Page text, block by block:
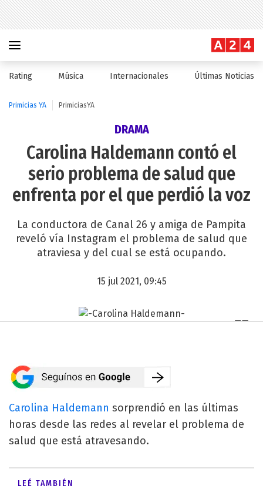
Rating Música Internacionales Últimas Noticias
Primicias YA PrimiciasYA
DRAMA
Carolina Haldemann contó el
serio problema de salud que
enfrenta por el que perdió la voz
La conductora de Canal 26 y amiga de Pampita
reveló vía Instagram el problema de salud que
atraviesa y del cual se está ocupando.
15 jul 2021, 09:45
Carolina Haldemann sorprendió en las últimas
horas desde las redes al revelar el problema de
salud que está atravesando.
LEÉ TAMBIÉN